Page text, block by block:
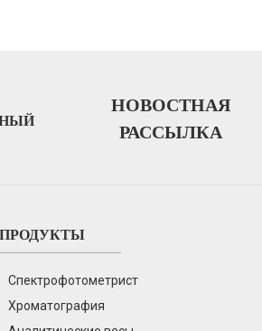
НОВОСТНАЯ
РАССЫЛКА
ПРОДУКТЫ
Спектрофотометрист
Хроматография